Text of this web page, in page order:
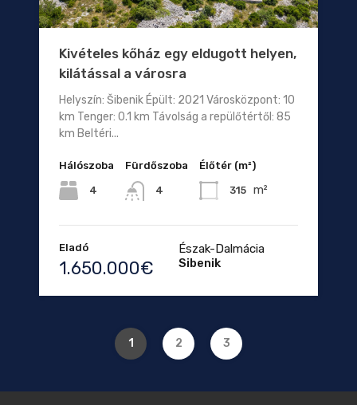
Kivételes kőház egy eldugott helyen,
kilátással a városra
Helyszín: Šibenik Épült: 2021 Városközpont: 10
km Tenger: 0.1 km Távolság a repülőtértől: 85
km Beltéri...
Hálószoba
4
Fürdőszoba
4
Élőtér (m²)
315 m²
Eladó
1.650.000€
Észak-Dalmácia
Sibenik
1 2 3